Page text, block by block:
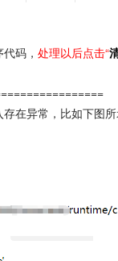
码， 处理以后点击“
在异常，比如下图